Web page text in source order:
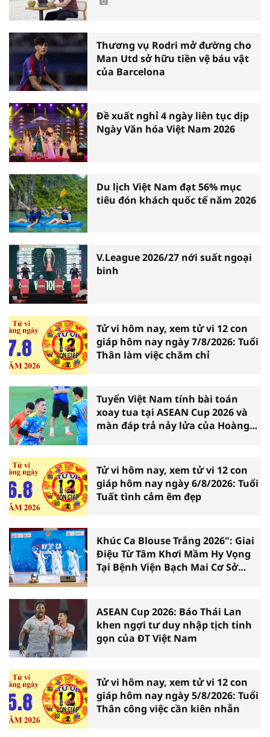
Thương vụ Rodri mở đường cho
Man Utd sở hữu tiền vệ báu vật
của Barcelona
Đề xuất nghỉ 4 ngày liên tục dịp
Ngày Văn hóa Việt Nam 2026
Du lịch Việt Nam đạt 56% mục
tiêu đón khách quốc tế năm 2026
V.League 2026/27 nới suất ngoại
binh
Tử vi hôm nay, xem tử vi 12 con
giáp hôm nay ngày 7/8/2026: Tuổi
Thân làm việc chăm chỉ
Tuyển Việt Nam tính bài toán
xoay tua tại ASEAN Cup 2026 và
màn đáp trả nảy lửa của Hoàng
Tử vi hôm nay, xem tử vi 12 con
giáp hôm nay ngày 6/8/2026: Tuổi
Tuất tình cảm êm đẹp
Khúc Ca Blouse Trắng 2026": Giai
Điệu Từ Tâm Khơi Mầm Hy Vọng
Tại Bệnh Viện Bạch Mai Cơ Sở
ASEAN Cup 2026: Báo Thái Lan
khen ngợi tư duy nhập tịch tinh
gọn của ĐT Việt Nam
Tử vi hôm nay, xem tử vi 12 con
giáp hôm nay ngày 5/8/2026: Tuổi
Thân công việc cần kiên nhẫn